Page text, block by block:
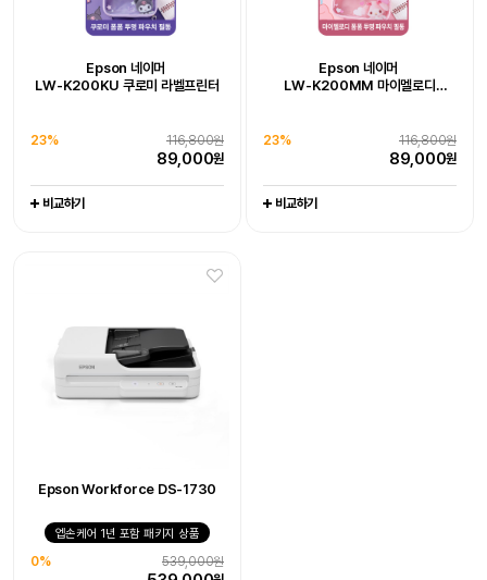
Epson 네이머
LW-K200KU 쿠로미 라벨프린터
116,800원
23%
89,000원
비교하기
Epson 네이머
LW-K200MM 마이멜로디
116,800원
23%
89,000원
비교하기
Epson Workforce DS-1730
엡손케어 1년 포함 패키지 상품
539,000원
0%
Epson WorkForce DS-785W
519,000원
비교하기
Epson Workforce DS-1730
539,000원
비교하기
엡손케어 1년 포함 패키지 상품
405,000원
Epson 네이머
LW-K200DA 곰돌이 푸 라벨프린터
128,000원
102,800원
비교하기